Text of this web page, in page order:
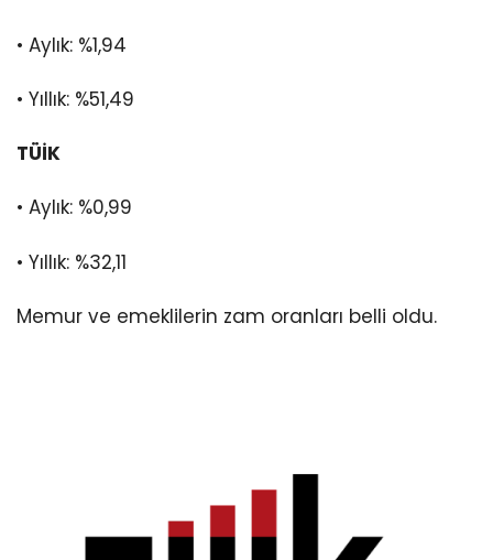
• Aylık: %1,94
• Yıllık: %51,49
TÜİK
• Aylık: %0,99
• Yıllık: %32,11
Memur ve emeklilerin zam oranları belli oldu.